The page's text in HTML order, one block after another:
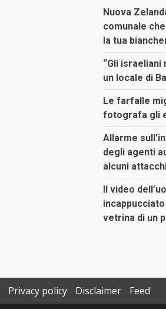
Nuova
comunale
la tua
“Gli
un locale di
Le farfalle
fotografa gli
Allarme
degli agenti
alcuni
Il video
vetrina di un
Privacy policy Disclaimer Feed